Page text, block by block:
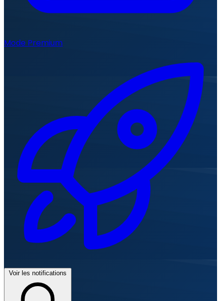
Mode Premium
Voir les notifications